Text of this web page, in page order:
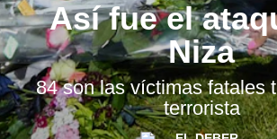
Así fue el
Niza
84 son las víctimas fatales
terrorista